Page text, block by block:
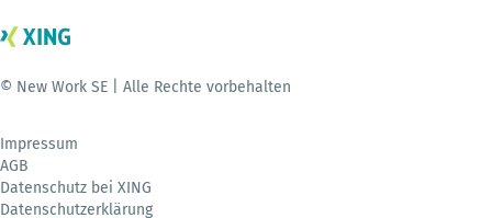
© New Work SE | Alle Rechte vorbehalten
Impressum
AGB
Datenschutz bei XING
Datenschutzerklärung